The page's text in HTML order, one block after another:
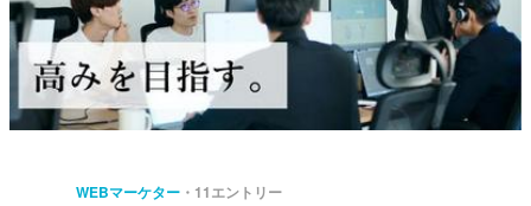
WEBマーケター 11エントリー